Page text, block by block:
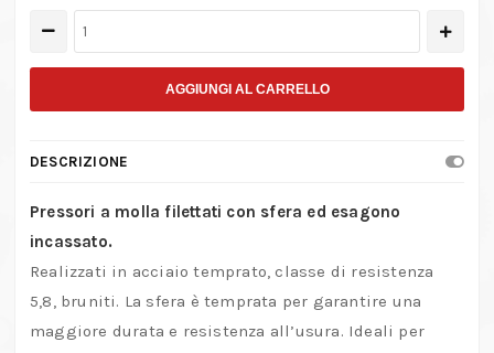
Pressore
filettato
sfera
ed
esagono
incassato
quantità
AGGIUNGI AL CARRELLO
DESCRIZIONE
Pressori a molla filettati con sfera ed esagono
incassato.
Realizzati in acciaio temprato, classe di resistenza
5,8, bruniti. La sfera è temprata per garantire una
maggiore durata e resistenza all’usura. Ideali per